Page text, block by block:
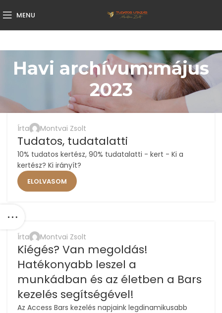
MENU
Havi archívum:május
2023
Írta Montvai Zsolt
Tudatos, tudatalatti
10% tudatos kertész, 90% tudatalatti - kert - Ki a
kertész? Ki irányít?
ELOLVASOM
11
MÁJ
Írta Montvai Zsolt
Kiégés? Van megoldás!
Hatékonyabb leszel a
munkádban és az életben a Bars
kezelés segítségével!
Az Access Bars kezelés napjaink legdinamikusabb